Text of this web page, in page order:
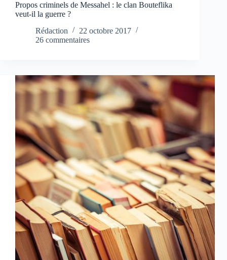
Propos criminels de Messahel : le clan Bouteflika
veut-il la guerre ?
Rédaction
22 octobre 2017
26 commentaires